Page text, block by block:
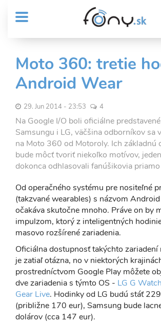
obsah
MENU
Sub
Header
menu
User
account
menu
Moto 360: tretie
Android Wear
29. Jun 2014 - 23:53 4
Na Google I/O boli oficiálne
Samsungu i LG, väčšina odborníkov sa
na Moto 360 od Motoroly. Ich základnú
bude môcť tvoriť niekoľko motívov,
dokonca odhlasovali fanúšikovia
Od operačného systému pre nositeľné
(takzvané wearables) s názvom
očakáva skutočne mnoho. Práve on by
impulzom, ktorý z inteligentných
masovo rozšírené zariadenia.
Oficiálna dostupnosť takýchto zariadení
je zatiaľ otázna, no v niektorých
prostredníctvom Google Play môžete
dve zariadenia s týmto OS - LG G Watch
Gear Live. Hodinky od LG budú stáť
(približne 170 eur), Samsung bude
dolárov (cca 147 eur).